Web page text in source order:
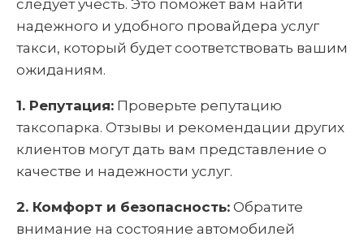
следует учесть. Это поможет вам найти
надежного и удобного провайдера услуг
такси, который будет соответствовать вашим
ожиданиям.
1. Репутация: Проверьте репутацию
таксопарка. Отзывы и рекомендации других
клиентов могут дать вам представление о
качестве и надежности услуг.
2. Комфорт и безопасность: Обратите
внимание на состояние автомобилей